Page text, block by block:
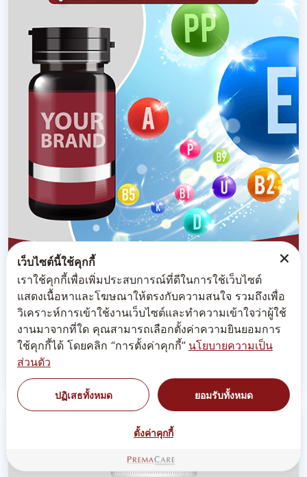
สูตรทำแบรนด์อาหารเสริมผงวิตามิน
รวมสูตรอาหารเสริม OEM/ODM ในรูปแบบวิตามิน
ผง(Vitamin Powder Shot Supplement) -โรงงานรับผลิต
สร้างทำแบรนด์อาหารเสริม บริษัทพรีมา แคร์ | PREMA
CARE...
เว็บไซต์นี้ใช้คุกกี้
เราใช้คุกกี้เพื่อเพิ่มประสบการณ์ที่ดีในการใช้เว็บไซต์
แสดงเนื้อหาและโฆษณาให้ตรงกับความสนใจ รวมถึงเพื่อ
วิเคราะห์การเข้าใช้งานเว็บไซต์และทำความเข้าใจว่าผู้ใช้
งานมาจากที่ใด คุณสามารถเลือกตั้งค่าความยินยอมการ
ใช้คุกกี้ได้ โดยคลิก “การตั้งค่าคุกกี้” นโยบายความเป็น
ส่วนตัว
ปฏิเสธทั้งหมด ยอมรับทั้งหมด
ตั้งค่าคุกกี้